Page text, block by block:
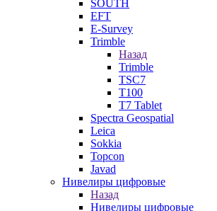
SOUTH
EFT
E-Survey
Trimble
Назад
Trimble
TSC7
T100
T7 Tablet
Spectra Geospatial
Leica
Sokkia
Topcon
Javad
Нивелиры цифровые
Назад
Нивелиры цифровые